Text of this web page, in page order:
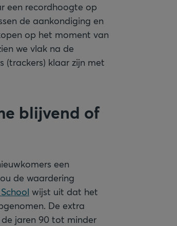
een recordhoogte op
de aankondiging en
op het moment van
we vlak na de
(trackers) klaar zijn met
blijvend of
een
de waardering
wijst uit dat het
De extra
jaren 90 tot minder